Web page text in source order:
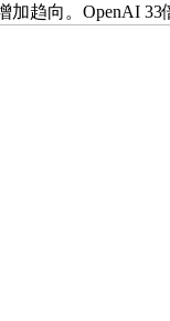
趋向。OpenAI 33